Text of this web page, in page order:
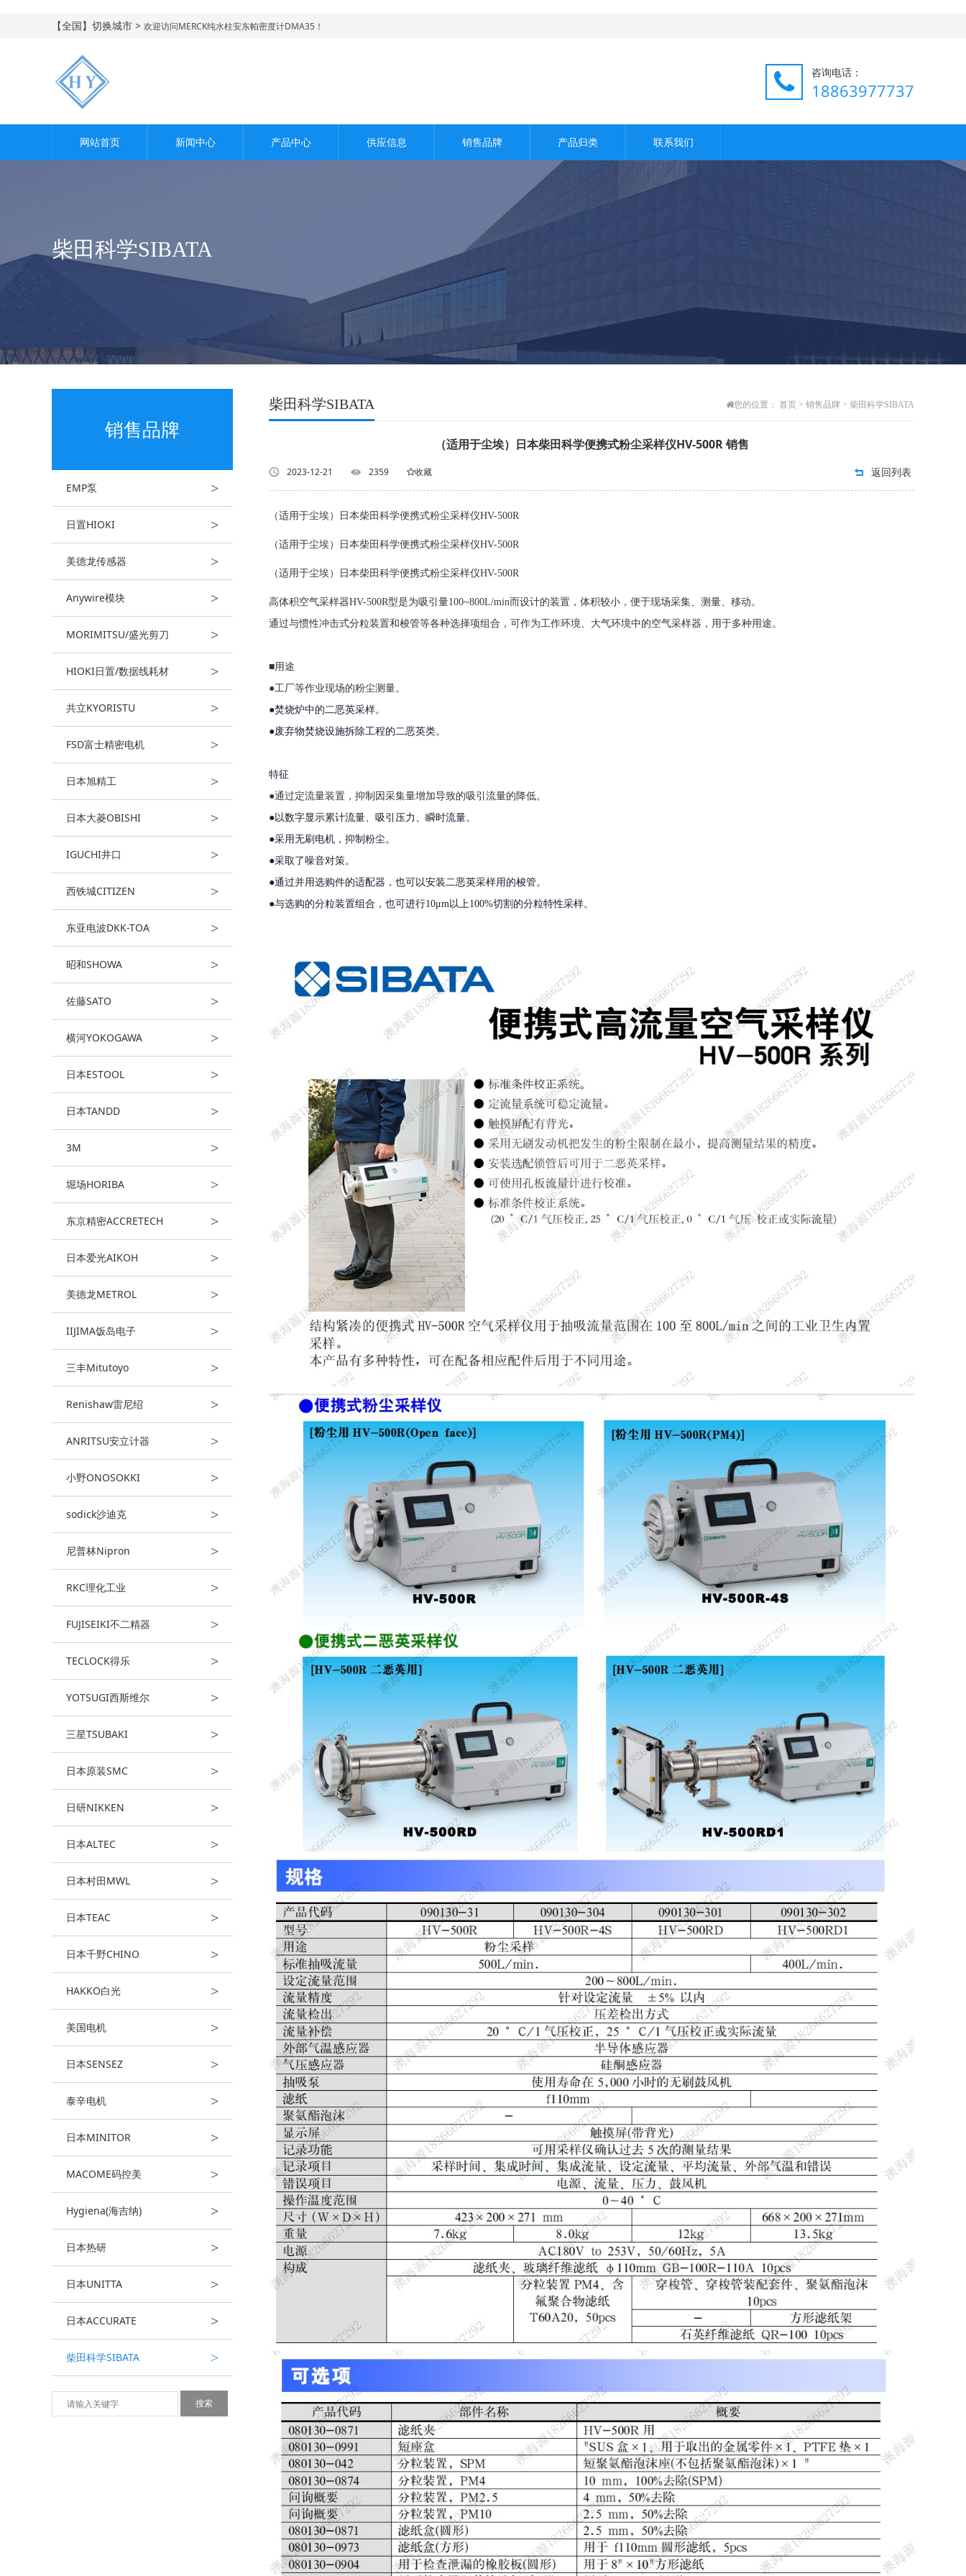
【全国】切换城市 > 欢迎访问MERCK纯水柱安东帕密度计DMA35！
咨询电话：
18863977737
网站首页 新闻中心 产品中心 供应信息 销售品牌 产品归类 联系我们
柴田科学SIBATA
销售品牌
EMP泵 >
日置HIOKI >
美德龙传感器 >
Anywire模块 >
MORIMITSU/盛光剪刀 >
HIOKI日置/数据线耗材 >
共立KYORISTU >
FSD富士精密电机 >
日本旭精工 >
日本大菱OBISHI >
IGUCHI井口 >
西铁城CITIZEN >
东亚电波DKK-TOA >
昭和SHOWA >
佐藤SATO >
横河YOKOGAWA >
日本ESTOOL >
日本TANDD >
3M >
堀场HORIBA >
东京精密ACCRETECH >
日本爱光AIKOH >
美德龙METROL >
IIJIMA饭岛电子 >
三丰Mitutoyo >
Renishaw雷尼绍 >
ANRITSU安立计器 >
小野ONOSOKKI >
sodick沙迪克 >
尼普林Nipron >
RKC理化工业 >
FUJISEIKI不二精器 >
TECLOCK得乐 >
YOTSUGI西斯维尔 >
三星TSUBAKI >
日本原装SMC >
日研NIKKEN >
日本ALTEC >
日本村田MWL >
日本TEAC >
日本千野CHINO >
HAKKO白光 >
美国电机 >
日本SENSEZ >
泰辛电机 >
日本MINITOR >
MACOME码控美 >
Hygiena(海吉纳) >
日本热研 >
日本UNITTA >
日本ACCURATE >
柴田科学SIBATA >
柴田科学SIBATA 您的位置： 首页 > 销售品牌 > 柴田科学SIBATA
（适用于尘埃）日本柴田科学便携式粉尘采样仪HV-500R 销售
2023-12-21 2359 收藏 返回列表
（适用于尘埃）日本柴田科学便携式粉尘采样仪HV-500R
（适用于尘埃）日本柴田科学便携式粉尘采样仪HV-500R
（适用于尘埃）日本柴田科学便携式粉尘采样仪HV-500R
高体积空气采样器HV-500R型是为吸引量100~800L/min而设计的装置，体积较小，便于现场采集、测量、移动。
通过与惯性冲击式分粒装置和梭管等各种选择项组合，可作为工作环境、大气环境中的空气采样器，用于多种用途。
■用途
●工厂等作业现场的粉尘测量。
●焚烧炉中的二恶英采样。
●废弃物焚烧设施拆除工程的二恶英类。
特征
●通过定流量装置，抑制因采集量增加导致的吸引流量的降低。
●以数字显示累计流量、吸引压力、瞬时流量。
●采用无刷电机，抑制粉尘。
●采取了噪音对策。
●通过并用选购件的适配器，也可以安装二恶英采样用的梭管。
●与选购的分粒装置组合，也可进行10μm以上100%切割的分粒特性采样。